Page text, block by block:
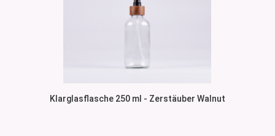
Klarglasflasche 250 ml - Zerstäuber Walnut